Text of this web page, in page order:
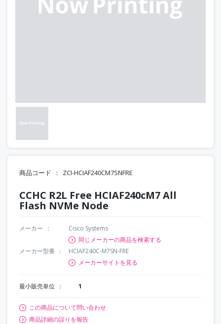
商品コード ZCI-HCIAF240CM7SNFRE
CCHC R2L Free HCIAF240cM7 All
Flash NVMe Node
メーカー
Cisco Systems
同じメーカーの商品を検索する
メーカー型番
HCIAF240C-M7SN-FRE
メーカーサイトを見る
最小販売単位 1
この商品について問い合わせ
商品詳細の誤りを報告